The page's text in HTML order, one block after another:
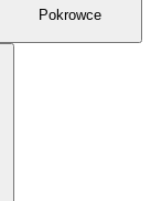
Pokrowce